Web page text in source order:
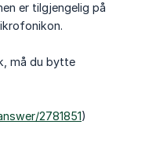
er tilgjengelig på
må du bytte
2781851)